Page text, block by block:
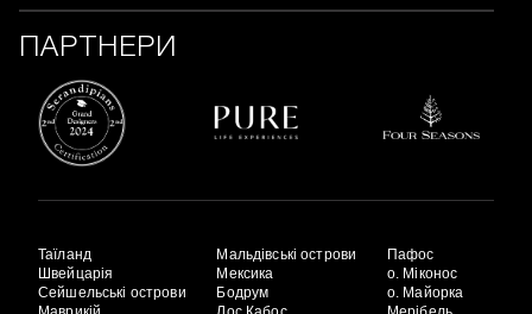
ПАРТНЕРИ
Таїланд
Швейцарія
Сейшельські острови
Мальдівські острови
Мексика
Бодрум
Пафос
о. Міконос
о. Майорка